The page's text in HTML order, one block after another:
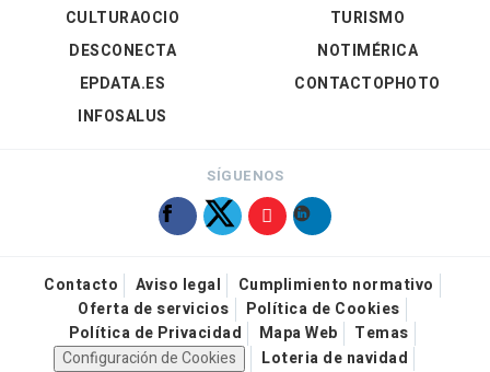
CULTURAOCIO
DESCONECTA
EPDATA.ES
INFOSALUS
TURISMO
NOTIMÉRICA
CONTACTOPHOTO
SÍGUENOS
Contacto Aviso legal
Cumplimiento normativo
Oferta de servicios
Política de Cookies
Política de Privacidad
Mapa Web
Temas
Configuración de Cookies
Loteria de navidad